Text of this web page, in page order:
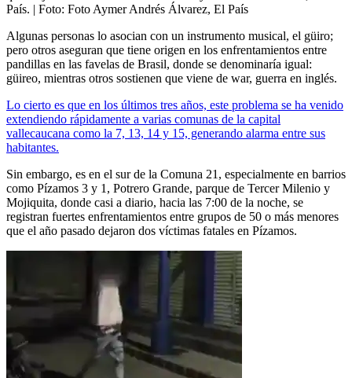
País. | Foto: Foto Aymer Andrés Álvarez, El País
Algunas personas lo asocian con un instrumento musical, el güiro;
pero otros aseguran que tiene origen en los enfrentamientos entre
pandillas en las favelas de Brasil, donde se denominaría igual:
güireo, mientras otros sostienen que viene de war, guerra en inglés.
Lo cierto es que en los últimos tres años, este problema se ha venido
extendiendo rápidamente a varias comunas de la capital
vallecaucana como la 7, 13, 14 y 15, generando alarma entre sus
habitantes.
Sin embargo, es en el sur de la Comuna 21, especialmente en barrios
como Pízamos 3 y 1, Potrero Grande, parque de Tercer Milenio y
Mojiquita, donde casi a diario, hacia las 7:00 de la noche, se
registran fuertes enfrentamientos entre grupos de 50 o más menores
que el año pasado dejaron dos víctimas fatales en Pízamos.